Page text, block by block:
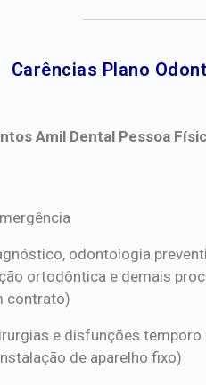
Carências Plano
Amil Dental Pessoa
Amil Dental Pessoa
odontologia
ortodôntica e demais
contrato)
e disfunções temporo
de aparelho fixo)